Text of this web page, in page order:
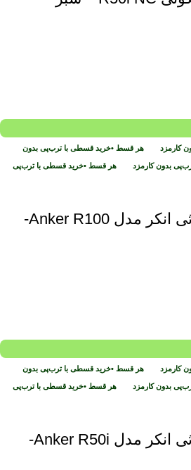
کارمزد هر قسط •خرید قسطی با ترب‌پی بدون
بدون کارمزد هر قسط •خرید قسطی با ترب‌پی
کاور هندزفری بلوتوثی انکر مدل Anker R100-
کارمزد هر قسط •خرید قسطی با ترب‌پی بدون
بدون کارمزد هر قسط •خرید قسطی با ترب‌پی
کاور هندزفری بلوتوثی انکر مدل Anker R50i-